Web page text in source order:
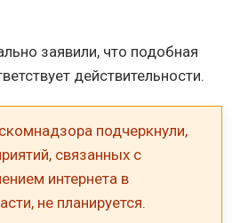
заявили, что подобная
действительности.
подчеркнули,
связанных с
интернета в
не планируется.